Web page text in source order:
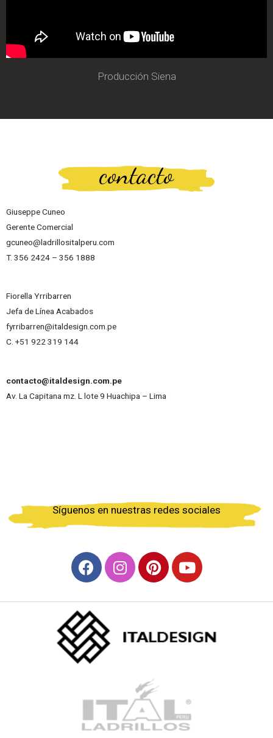
Producción Siena
contacto
Giuseppe Cuneo
Gerente Comercial
gcuneo@ladrillositalperu.com
T. 356 2424 – 356 1888
Fiorella Yrribarren
Jefa de Línea Acabados
fyrribarren@italdesign.com.pe
C. +51 922 319 144
contacto@italdesign.com.pe
Av. La Capitana mz. L lote 9 Huachipa – Lima
Síguenos en nuestras redes sociales